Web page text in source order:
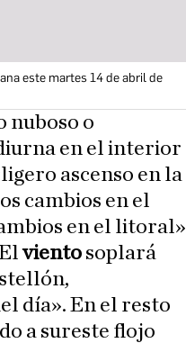
este martes 14 de abril de
nuboso o
en el interior
ascenso en la
cambios en el
en el litoral»
Elviento soplará
día». En el resto
a sureste flojo